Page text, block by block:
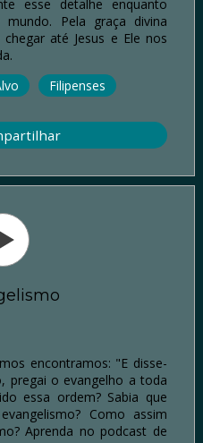
esse detalhe enquanto
Pela graça divina
até Jesus e Ele nos
Filipenses
encontramos: "E disse-
pregai o evangelho a toda
essa ordem? Sabia que
Como assim
Aprenda no podcast de